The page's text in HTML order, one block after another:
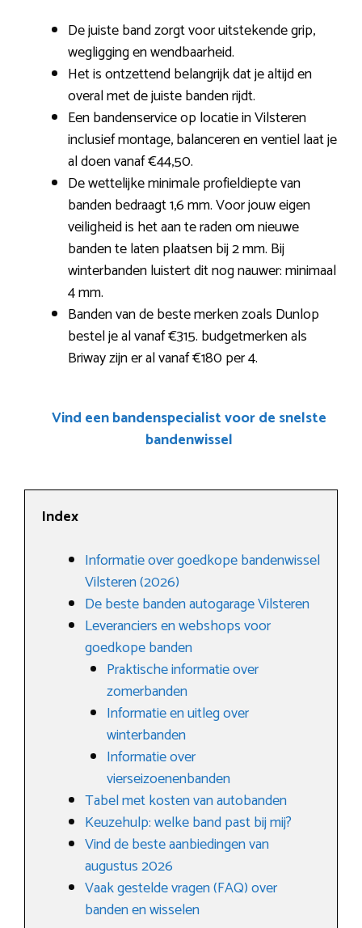
De juiste band zorgt voor uitstekende grip,
wegligging en wendbaarheid.
Het is ontzettend belangrijk dat je altijd en
overal met de juiste banden rijdt.
Een bandenservice op locatie in Vilsteren
inclusief montage, balanceren en ventiel laat je
al doen vanaf €44,50.
De wettelijke minimale profieldiepte van
banden bedraagt 1,6 mm. Voor jouw eigen
veiligheid is het aan te raden om nieuwe
banden te laten plaatsen bij 2 mm. Bij
winterbanden luistert dit nog nauwer: minimaal
4 mm.
Banden van de beste merken zoals Dunlop
bestel je al vanaf €315. budgetmerken als
Briway zijn er al vanaf €180 per 4.
Vind een bandenspecialist voor de snelste
bandenwissel
Index
Informatie over goedkope bandenwissel
Vilsteren (2026)
De beste banden autogarage Vilsteren
Leveranciers en webshops voor
goedkope banden
Praktische informatie over
zomerbanden
Informatie en uitleg over
winterbanden
Informatie over
vierseizoenenbanden
Tabel met kosten van autobanden
Keuzehulp: welke band past bij mij?
Vind de beste aanbiedingen van
augustus 2026
Vaak gestelde vragen (FAQ) over
banden en wisselen